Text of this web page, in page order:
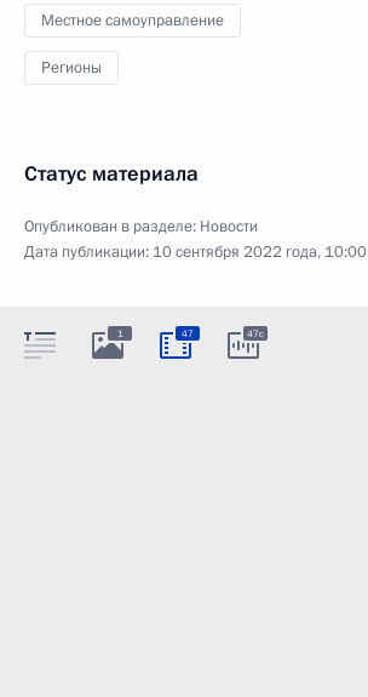
Местное самоуправление
Регионы
Статус материала
Опубликован в разделе: Новости
Дата публикации: 10 сентября 2022 года, 10:00
1 47 47c